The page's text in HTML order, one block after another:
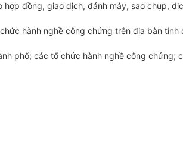
đồng, giao dịch, đánh máy, sao chụp,
hành nghề công chứng trên địa bàn
phố; các tổ chức hành nghề công chứng;